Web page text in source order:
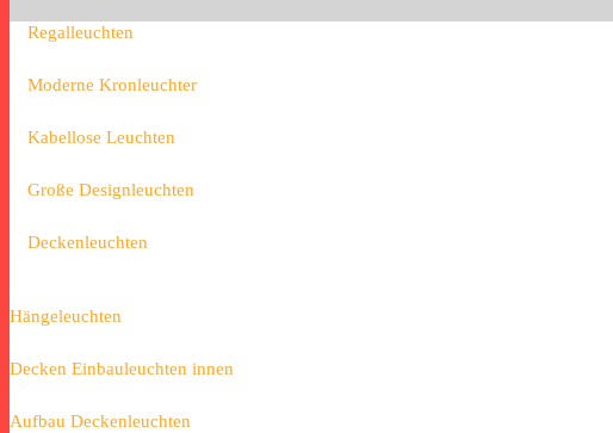
Regalleuchten
Moderne Kronleuchter
Kabellose Leuchten
Große Designleuchten
Deckenleuchten
Hängeleuchten
Decken Einbauleuchten innen
Aufbau Deckenleuchten